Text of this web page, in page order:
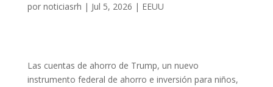
por noticiasrh | Jul 5, 2026 | EEUU
Las cuentas de ahorro de Trump, un nuevo
instrumento federal de ahorro e inversión para niños,